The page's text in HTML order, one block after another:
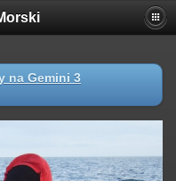
na Gemini 3